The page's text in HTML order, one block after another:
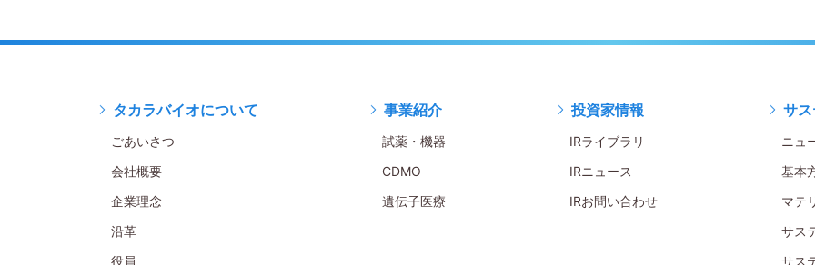
タカラバイオについて
ごあいさつ
会社概要
企業理念
沿革
役員
事業紹介
試薬・機器
CDMO
遺伝子医療
投資家情報
IRライブラリ
IRニュース
IRお問い合わせ
サ
ニュ
基本
マテ
サス
サス